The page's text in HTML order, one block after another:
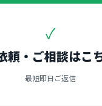
✓
頼・ご相談はこ
最短即日ご返信